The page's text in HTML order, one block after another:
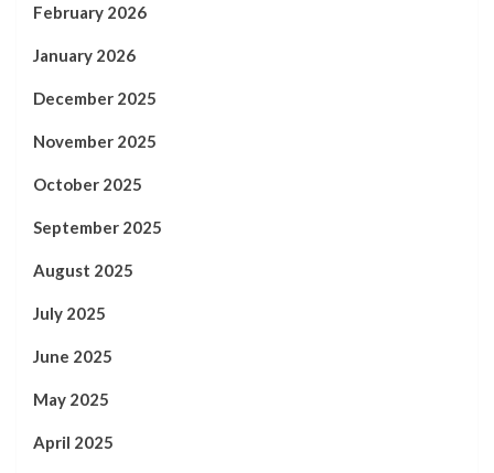
February 2026
January 2026
December 2025
November 2025
October 2025
September 2025
August 2025
July 2025
June 2025
May 2025
April 2025